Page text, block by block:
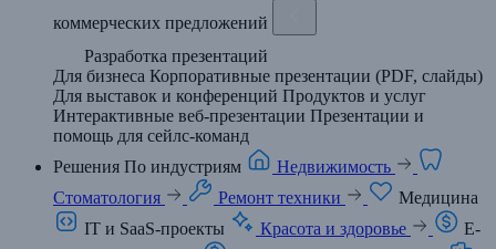
коммерческих предложений
Разработка презентаций
Для бизнеса Корпоративные презентации (PDF, слайды)
Для выставок и конференций Продуктов и услуг
Интерактивные веб-презентации Презентации и
помощь для сейлс-команд
Решения По индустриям
Недвижимость
Стоматология
Ремонт техники
Медицина
IT и SaaS-проекты
Красота и здоровье
E-